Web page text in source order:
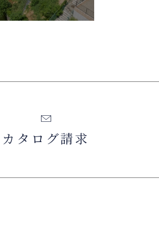
カタログ請求